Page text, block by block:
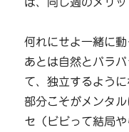
何れにせよ一緒に
あとは自然とバラ
て、独立するよう
部分こそがメンタ
セ（ビビって結局